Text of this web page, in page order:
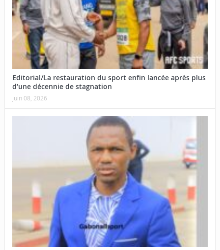
Editorial/La restauration du sport enfin lancée après plus
d’une décennie de stagnation
juin 08, 2026